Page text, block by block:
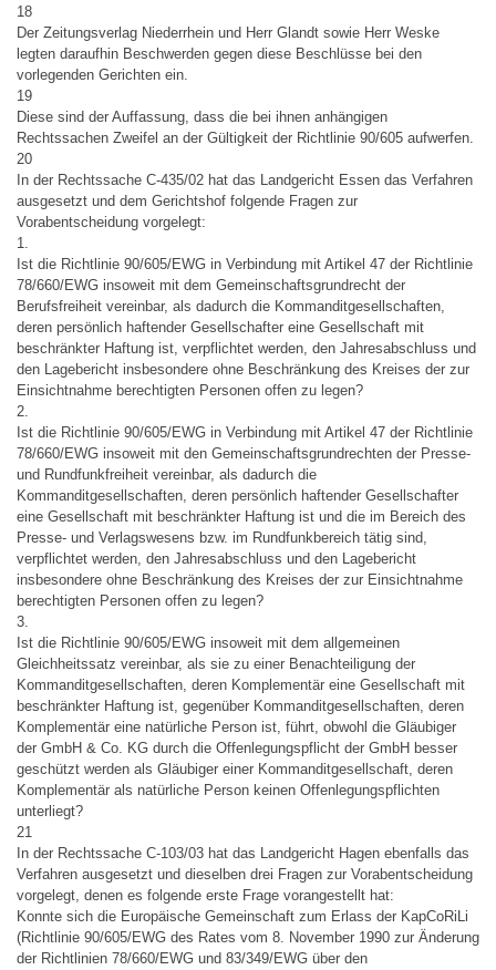
18
Der Zeitungsverlag Niederrhein und Herr Glandt sowie Herr Weske
legten daraufhin Beschwerden gegen diese Beschlüsse bei den
vorlegenden Gerichten ein.
19
Diese sind der Auffassung, dass die bei ihnen anhängigen
Rechtssachen Zweifel an der Gültigkeit der Richtlinie 90/605 aufwerfen.
20
In der Rechtssache C-435/02 hat das Landgericht Essen das Verfahren
ausgesetzt und dem Gerichtshof folgende Fragen zur
Vorabentscheidung vorgelegt:
1.
Ist die Richtlinie 90/605/EWG in Verbindung mit Artikel 47 der Richtlinie
78/660/EWG insoweit mit dem Gemeinschaftsgrundrecht der
Berufsfreiheit vereinbar, als dadurch die Kommanditgesellschaften,
deren persönlich haftender Gesellschafter eine Gesellschaft mit
beschränkter Haftung ist, verpflichtet werden, den Jahresabschluss und
den Lagebericht insbesondere ohne Beschränkung des Kreises der zur
Einsichtnahme berechtigten Personen offen zu legen?
2.
Ist die Richtlinie 90/605/EWG in Verbindung mit Artikel 47 der Richtlinie
78/660/EWG insoweit mit den Gemeinschaftsgrundrechten der Presse-
und Rundfunkfreiheit vereinbar, als dadurch die
Kommanditgesellschaften, deren persönlich haftender Gesellschafter
eine Gesellschaft mit beschränkter Haftung ist und die im Bereich des
Presse- und Verlagswesens bzw. im Rundfunkbereich tätig sind,
verpflichtet werden, den Jahresabschluss und den Lagebericht
insbesondere ohne Beschränkung des Kreises der zur Einsichtnahme
berechtigten Personen offen zu legen?
3.
Ist die Richtlinie 90/605/EWG insoweit mit dem allgemeinen
Gleichheitssatz vereinbar, als sie zu einer Benachteiligung der
Kommanditgesellschaften, deren Komplementär eine Gesellschaft mit
beschränkter Haftung ist, gegenüber Kommanditgesellschaften, deren
Komplementär eine natürliche Person ist, führt, obwohl die Gläubiger
der GmbH & Co. KG durch die Offenlegungspflicht der GmbH besser
geschützt werden als Gläubiger einer Kommanditgesellschaft, deren
Komplementär als natürliche Person keinen Offenlegungspflichten
unterliegt?
21
In der Rechtssache C-103/03 hat das Landgericht Hagen ebenfalls das
Verfahren ausgesetzt und dieselben drei Fragen zur Vorabentscheidung
vorgelegt, denen es folgende erste Frage vorangestellt hat:
Konnte sich die Europäische Gemeinschaft zum Erlass der KapCoRiLi
(Richtlinie 90/605/EWG des Rates vom 8. November 1990 zur Änderung
der Richtlinien 78/660/EWG und 83/349/EWG über den